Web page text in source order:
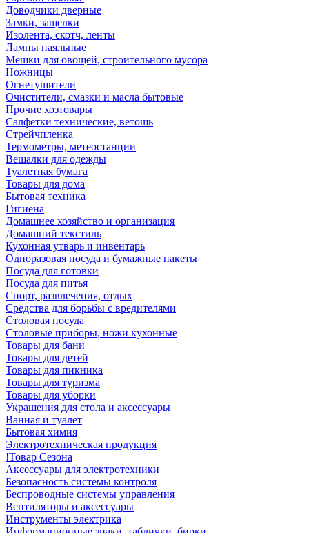
Доводчики дверные
Замки, защелки
Изолента, скотч, ленты
Лампы паяльные
Мешки для овощей, строительного мусора
Ножницы
Огнетушители
Очистители, смазки и масла бытовые
Прочие хозтовары
Салфетки технические, ветошь
Стрейчпленка
Термометры, метеостанции
Вешалки для одежды
Туалетная бумага
Товары для дома
Бытовая техника
Гигиена
Домашнее хозяйство и организация
Домашний текстиль
Кухонная утварь и инвентарь
Одноразовая посуда и бумажные пакеты
Посуда для готовки
Посуда для питья
Спорт, развлечения, отдых
Средства для борьбы с вредителями
Столовая посуда
Столовые приборы, ножи кухонные
Товары для бани
Товары для детей
Товары для пикника
Товары для туризма
Товары для уборки
Украшения для стола и аксессуары
Ванная и туалет
Бытовая химия
Электротехническая продукция
!Товар Сезона
Аксессуары для электротехники
Безопасность системы контроля
Беспроводные системы управления
Вентиляторы и аксессуары
Инструменты электрика